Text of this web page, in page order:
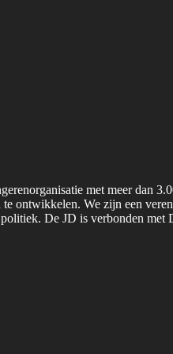
met meer dan
te ontwikkelen. We zijn een
De JD is verbonden met